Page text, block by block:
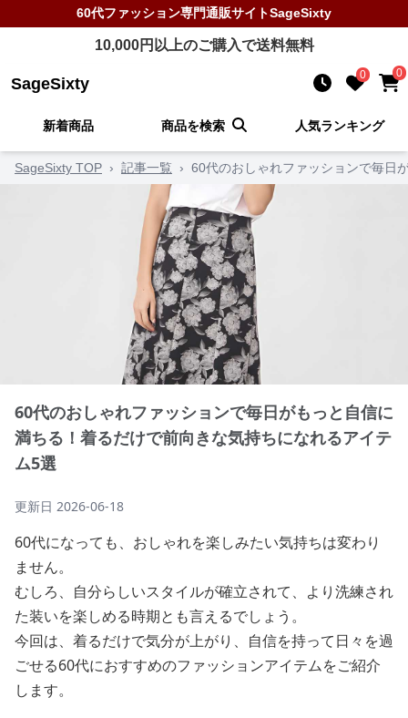
60代ファッション専門通販サイトSageSixty
10,000円以上のご購入で送料無料
SageSixty 0 0
新着商品 商品を検索 人気ランキング
SageSixty TOP › 記事一覧 › 60代のおしゃれファッションで毎日
60代のおしゃれファッションで毎日がもっと自信に
満ちる！着るだけで前向きな気持ちになれるアイテ
ム5選
更新日 2026-06-18
60代になっても、おしゃれを楽しみたい気持ちは変わり
ません。
むしろ、自分らしいスタイルが確立されて、より洗練され
た装いを楽しめる時期とも言えるでしょう。
今回は、着るだけで気分が上がり、自信を持って日々を過
ごせる60代におすすめのファッションアイテムをご紹介
します。